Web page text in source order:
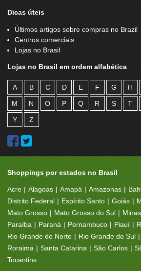
Dicas úteis
Últimos artigos sobre compras no Brazil
Centros comerciais
Lojas no Brasil
Lojas no Brasil em ordem alfabética
A B C D E F G H
M N O P Q R S T
Y Z
Shoppings por estados no Brasil
Acre Alagoas Amapá Amazonas
Distrito Federal
Espírito Santo Goiás
Mato Grosso
Mato Grosso do Sul
Paraíba
Paraná Pernambuco Piauí
Rio Grande do Norte
Rio Grande do Sul
Roraima
Santa Catarina São Carlos
Tocantins